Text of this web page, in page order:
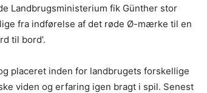
Landbrugsministerium fik Günther stor
fra indførelse af det røde Ø-mærke til en
til bord’.
placeret inden for landbrugets forskellige
viden og erfaring igen bragt i spil. Senest